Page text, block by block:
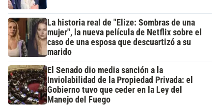
La historia real de "Elize: Sombras de una
mujer", la nueva película de Netflix sobre el
caso de una esposa que descuartizó a su
marido
El Senado dio media sanción a la
Inviolabilidad de la Propiedad Privada: el
Gobierno tuvo que ceder en la Ley del
Manejo del Fuego